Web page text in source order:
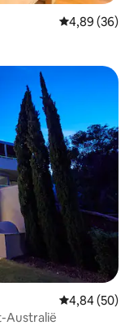
Gemiddelde
4,89 (36)
Gemiddelde
4,84 (50)
Australië